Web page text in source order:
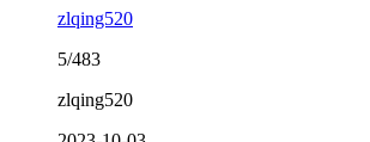
zlqing520
5/483
zlqing520